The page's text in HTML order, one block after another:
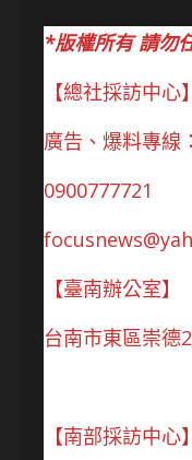
*版權所有 請勿
【總社採訪中心】
廣告、爆料專線：
0900777721
【臺南辦公室】
台南市東區崇德
【南部採訪中心】